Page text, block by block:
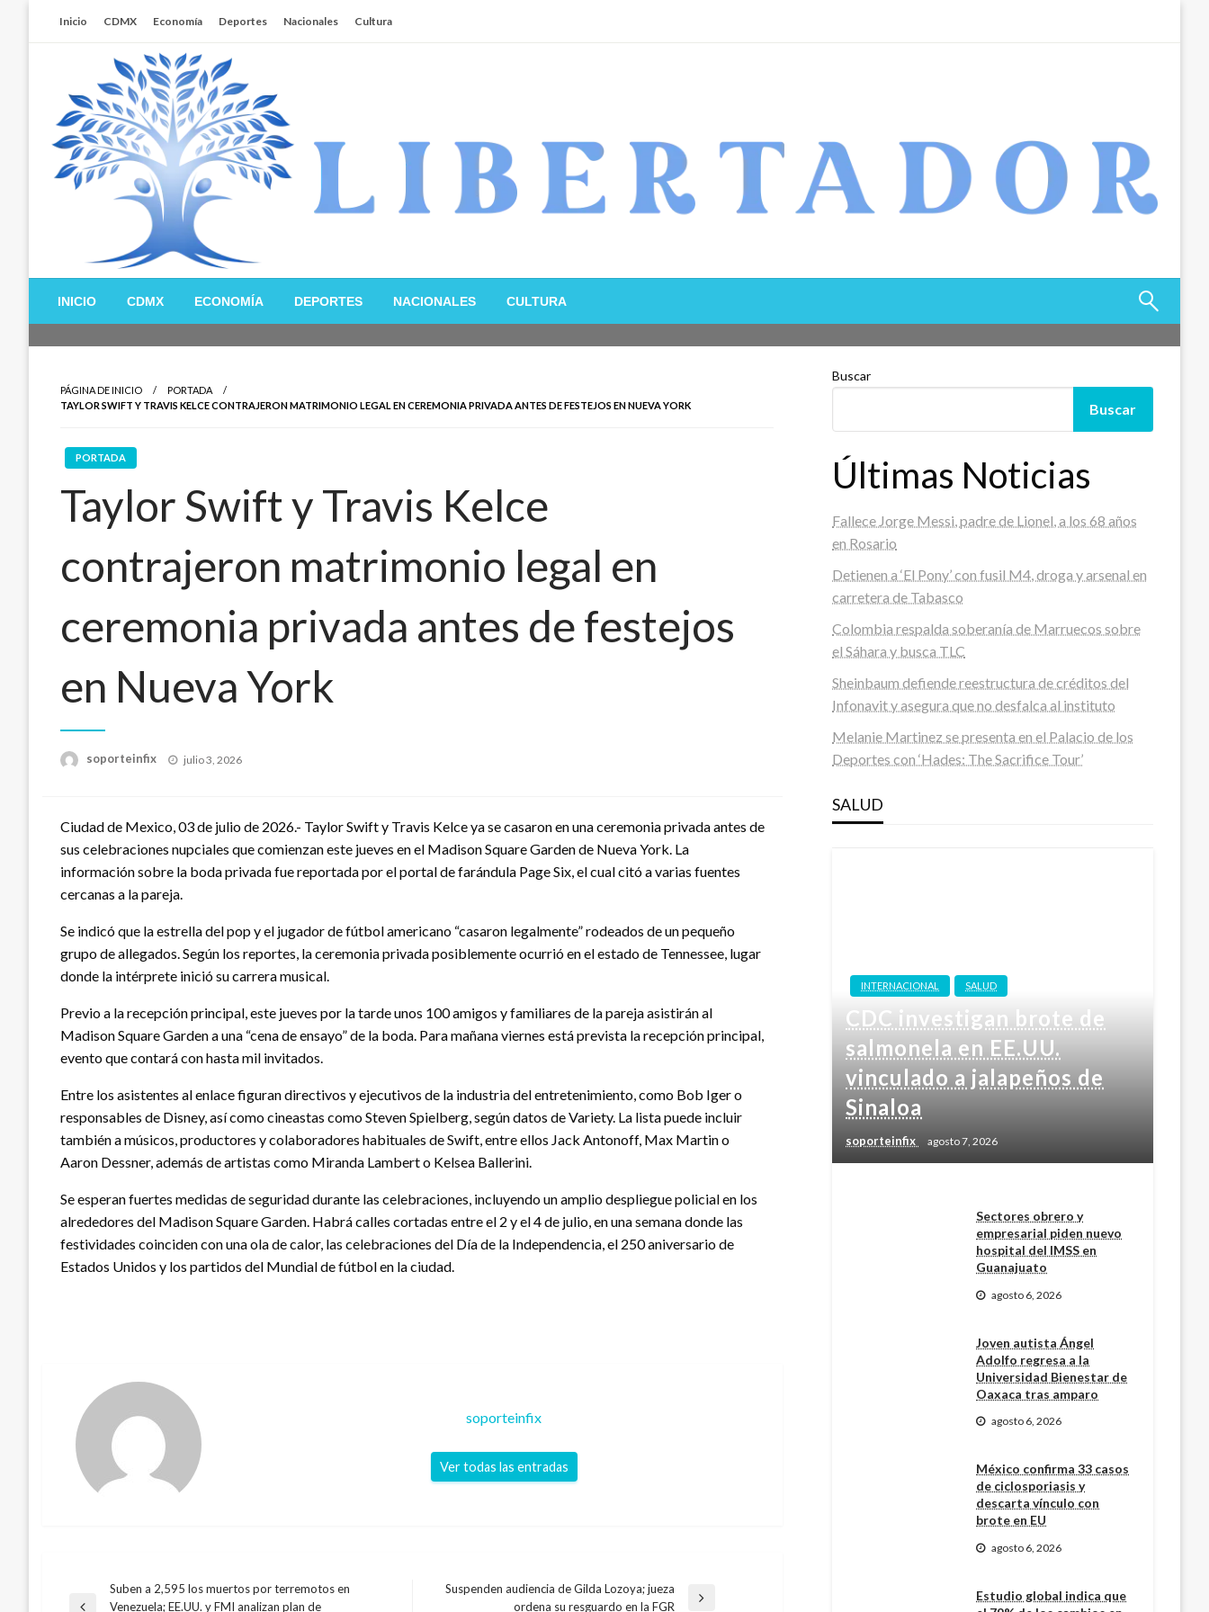
Inicio CDMX Economía Deportes Nacionales Cultura
Libertador MX
INICIO CDMX ECONOMÍA DEPORTES NACIONALES CULTURA
PÁGINA DE INICIO
PORTADA
TAYLOR SWIFT Y TRAVIS KELCE CONTRAJERON MATRIMONIO LEGAL EN CEREMONIA PRIVADA ANTES DE FESTEJOS EN NUEVA YORK
PORTADA
Taylor Swift y Travis Kelce
contrajeron matrimonio legal en
ceremonia privada antes de festejos
en Nueva York
soporteinfix
Publicado
julio 3, 2026
Ciudad de Mexico, 03 de julio de 2026.- Taylor Swift y Travis Kelce ya se casaron en una ceremonia privada antes de
sus celebraciones nupciales que comienzan este jueves en el Madison Square Garden de Nueva York. La
información sobre la boda privada fue reportada por el portal de farándula Page Six, el cual citó a varias fuentes
cercanas a la pareja.
Se indicó que la estrella del pop y el jugador de fútbol americano “casaron legalmente” rodeados de un pequeño
grupo de allegados. Según los reportes, la ceremonia privada posiblemente ocurrió en el estado de Tennessee, lugar
donde la intérprete inició su carrera musical.
Previo a la recepción principal, este jueves por la tarde unos 100 amigos y familiares de la pareja asistirán al
Madison Square Garden a una “cena de ensayo” de la boda. Para mañana viernes está prevista la recepción principal,
evento que contará con hasta mil invitados.
Entre los asistentes al enlace figuran directivos y ejecutivos de la industria del entretenimiento, como Bob Iger o
responsables de Disney, así como cineastas como Steven Spielberg, según datos de Variety. La lista puede incluir
también a músicos, productores y colaboradores habituales de Swift, entre ellos Jack Antonoff, Max Martin o
Aaron Dessner, además de artistas como Miranda Lambert o Kelsea Ballerini.
Se esperan fuertes medidas de seguridad durante las celebraciones, incluyendo un amplio despliegue policial en los
alrededores del Madison Square Garden. Habrá calles cortadas entre el 2 y el 4 de julio, en una semana donde las
festividades coinciden con una ola de calor, las celebraciones del Día de la Independencia, el 250 aniversario de
Estados Unidos y los partidos del Mundial de fútbol en la ciudad.
soporteinfix
Ver todas las entradas
Suben a 2,595 los muertos por terremotos en
Venezuela; EE.UU. y FMI analizan plan de
Suspenden audiencia de Gilda Lozoya; jueza
ordena su resguardo en la FGR
Buscar
Buscar
Últimas Noticias
Fallece Jorge Messi, padre de Lionel, a los 68 años
en Rosario
Detienen a ‘El Pony’ con fusil M4, droga y arsenal en
carretera de Tabasco
Colombia respalda soberanía de Marruecos sobre
el Sáhara y busca TLC
Sheinbaum defiende reestructura de créditos del
Infonavit y asegura que no desfalca al instituto
Melanie Martinez se presenta en el Palacio de los
Deportes con ‘Hades: The Sacrifice Tour’
SALUD
INTERNACIONAL SALUD
CDC investigan brote de
salmonela en EE.UU.
vinculado a jalapeños de
Sinaloa
soporteinfix agosto 7, 2026
Sectores obrero y
empresarial piden nuevo
hospital del IMSS en
Guanajuato
agosto 6, 2026
Joven autista Ángel
Adolfo regresa a la
Universidad Bienestar de
Oaxaca tras amparo
agosto 6, 2026
México confirma 33 casos
de ciclosporiasis y
descarta vínculo con
brote en EU
agosto 6, 2026
Estudio global indica que